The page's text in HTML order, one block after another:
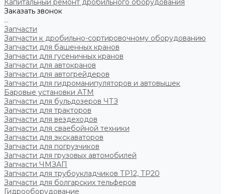
Капитальный ремонт дробильного оборудования
Заказать звонок
...
Запчасти
Запчасти к дробильно-сортировочному оборудованию
Запчасти для башенных кранов
Запчасти для гусеничных кранов
Запчасти для автокранов
Запчасти для автогрейдеров
Запчасти для гидроманипуляторов и автовышек
Баровые установки АТМ
Запчасти для бульдозеров ЧТЗ
Запчасти для тракторов
Запчасти для вездеходов
Запчасти для сваебойной техники
Запчасти для экскаваторов
Запчасти для погрузчиков
Запчасти для грузовых автомобилей
Запчасти ЧМЗАП
Запчасти для трубоукладчиков ТР12, ТР20
Запчасти для болгарских тельферов
Гидрооборудование